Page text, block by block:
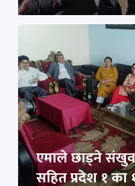
एमाले छाड्ने
सहित प्रदेश १ का